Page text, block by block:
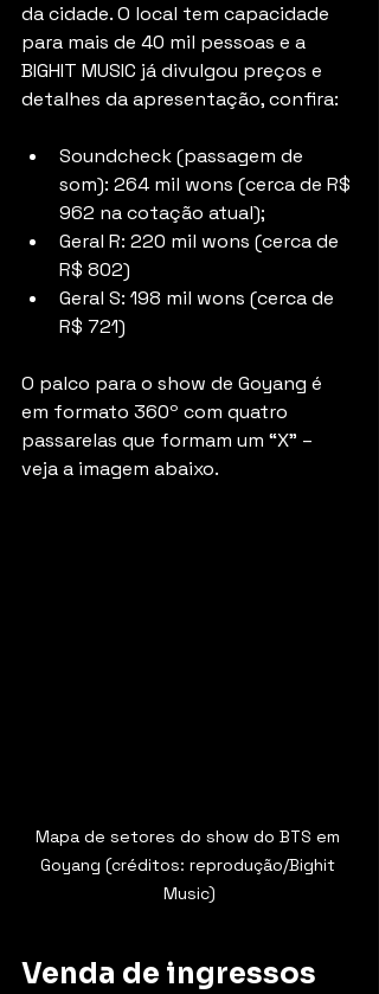
da cidade. O local tem capacidade
para mais de 40 mil pessoas e a
BIGHIT MUSIC já divulgou preços e
detalhes da apresentação, confira:
Soundcheck (passagem de
som): 264 mil wons (cerca de R$
962 na cotação atual);
Geral R: 220 mil wons (cerca de
R$ 802)
Geral S: 198 mil wons (cerca de
R$ 721)
O palco para o show de Goyang é
em formato 360º com quatro
passarelas que formam um “X” –
veja a imagem abaixo.
Mapa de setores do show do BTS em
Goyang (créditos: reprodução/Bighit
Music)
Venda de ingressos